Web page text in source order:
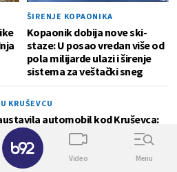
ŠIRENJE KOPAONIKA
Kopaonik dobija nove ski-
staze: U posao vredan više od
pola milijarde ulazi i širenje
sistema za veštački sneg
KRUŠEVCU
automobil kod Kruševca:
5,5 kilograma materije za koju se
je marihuana
Video Menu
✕